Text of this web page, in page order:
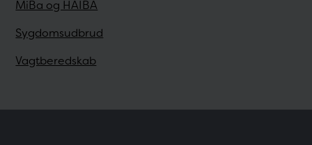
MiBa og HAIBA
Sygdomsudbrud
Vagtberedskab